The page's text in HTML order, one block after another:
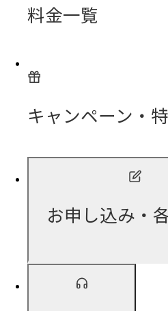
料金一覧
キャンペーン・
お申し込み・